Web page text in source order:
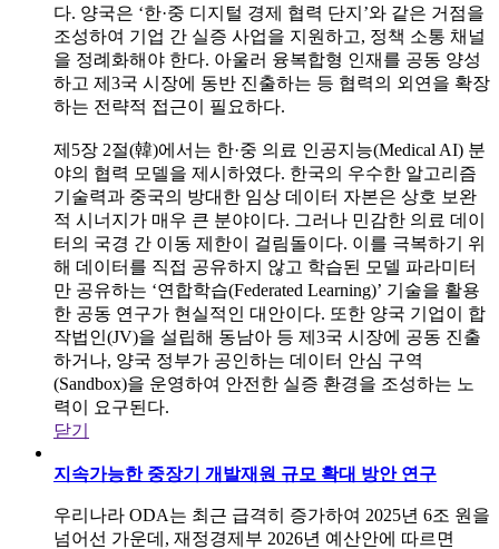
다. 양국은 ‘한·중 디지털 경제 협력 단지’와 같은 거점을
조성하여 기업 간 실증 사업을 지원하고, 정책 소통 채널
을 정례화해야 한다. 아울러 융복합형 인재를 공동 양성
하고 제3국 시장에 동반 진출하는 등 협력의 외연을 확장
하는 전략적 접근이 필요하다.
제5장 2절(韓)에서는 한·중 의료 인공지능(Medical AI) 분
야의 협력 모델을 제시하였다. 한국의 우수한 알고리즘
기술력과 중국의 방대한 임상 데이터 자본은 상호 보완
적 시너지가 매우 큰 분야이다. 그러나 민감한 의료 데이
터의 국경 간 이동 제한이 걸림돌이다. 이를 극복하기 위
해 데이터를 직접 공유하지 않고 학습된 모델 파라미터
만 공유하는 ‘연합학습(Federated Learning)’ 기술을 활용
한 공동 연구가 현실적인 대안이다. 또한 양국 기업이 합
작법인(JV)을 설립해 동남아 등 제3국 시장에 공동 진출
하거나, 양국 정부가 공인하는 데이터 안심 구역
(Sandbox)을 운영하여 안전한 실증 환경을 조성하는 노
력이 요구된다.
닫기
지속가능한 중장기 개발재원 규모 확대 방안 연구
우리나라 ODA는 최근 급격히 증가하여 2025년 6조 원을
넘어선 가운데, 재정경제부 2026년 예산안에 따르면